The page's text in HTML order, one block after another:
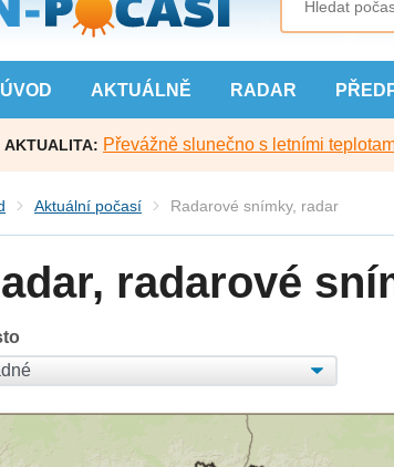
ÚVOD AKTUÁLNĚ RADAR
AKTUALITA: Převážně slunečno s letními
Aktuální počasí Radarové snímky, radar
radarové